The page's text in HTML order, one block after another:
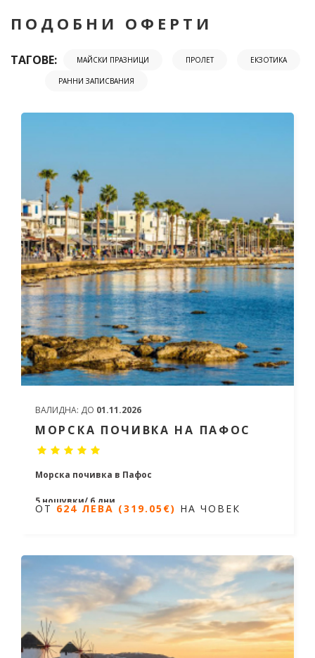
ПОДОБНИ ОФЕРТИ
ТАГОВЕ: МАЙСКИ ПРАЗНИЦИ ПРОЛЕТ ЕКЗОТИКА
РАННИ ЗАПИСВАНИЯ
ВАЛИДНА: ДО 01.11.2026
МОРСКА ПОЧИВКА НА ПАФОС
Морска почивка в Пафос
5 нощувки/ 6 дни
624 ЛЕВА (319.05€) НА ЧОВЕК
ОТ 624 ЛЕВА (319.05€) НА ЧОВЕК